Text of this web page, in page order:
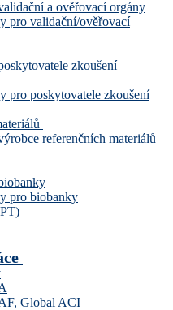
a ověřovací orgány
pro validační/ověřovací
zkoušení
pro poskytovatele zkoušení
referenčních materiálů
pro biobanky
Global ACI